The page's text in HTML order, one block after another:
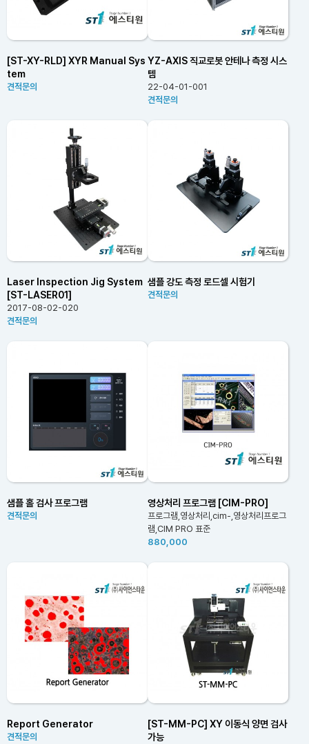
[ST-XY-RLD] XYR Manual Sys
tem
견적문의
YZ-AXIS 직교로봇 안테나 측정 시스
템
22-04-01-001
견적문의
Laser Inspection Jig System
[ST-LASER01]
2017-08-02-020
견적문의
샘플 강도 측정 로드셀 시험기
견적문의
샘플 홀 검사 프로그램
견적문의
영상처리 프로그램 [CIM-PRO]
프로그램,영상처리,cim-,영상처리프로그
램,CIM PRO 표준
880,000
Report Generator
견적문의
[ST-MM-PC] XY 이동식 양면 검사
가능